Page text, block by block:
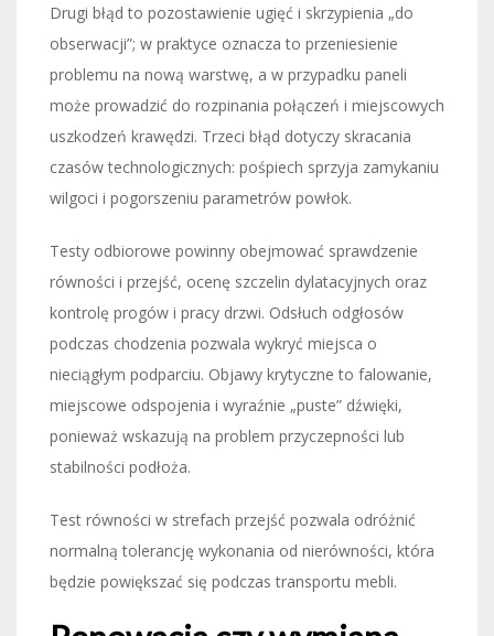
Drugi błąd to pozostawienie ugięć i skrzypienia „do
obserwacji”; w praktyce oznacza to przeniesienie
problemu na nową warstwę, a w przypadku paneli
może prowadzić do rozpinania połączeń i miejscowych
uszkodzeń krawędzi. Trzeci błąd dotyczy skracania
czasów technologicznych: pośpiech sprzyja zamykaniu
wilgoci i pogorszeniu parametrów powłok.
Testy odbiorowe powinny obejmować sprawdzenie
równości i przejść, ocenę szczelin dylatacyjnych oraz
kontrolę progów i pracy drzwi. Odsłuch odgłosów
podczas chodzenia pozwala wykryć miejsca o
nieciągłym podparciu. Objawy krytyczne to falowanie,
miejscowe odspojenia i wyraźnie „puste” dźwięki,
ponieważ wskazują na problem przyczepności lub
stabilności podłoża.
Test równości w strefach przejść pozwala odróżnić
normalną tolerancję wykonania od nierówności, która
będzie powiększać się podczas transportu mebli.